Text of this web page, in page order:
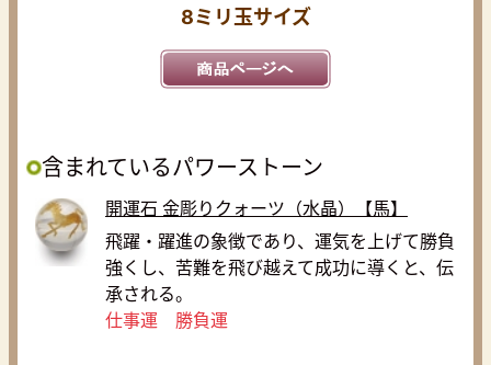
8ミリ玉サイズ
含まれているパワーストーン
開運石 金彫りクォーツ（水晶）【馬】
飛躍・躍進の象徴であり、運気を上げて勝負
強くし、苦難を飛び越えて成功に導くと、伝
承される。
仕事運 勝負運